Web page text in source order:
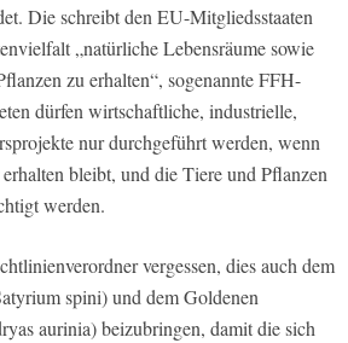
Die schreibt den EU-Mitgliedsstaaten
„natürliche Lebensräume sowie
zu erhalten“, sogenannte FFH-
dürfen wirtschaftliche, industrielle,
nur durchgeführt werden, wenn
bleibt, und die Tiere und Pflanzen
werden.
vergessen, dies auch dem
spini) und dem Goldenen
aurinia) beizubringen, damit die sich